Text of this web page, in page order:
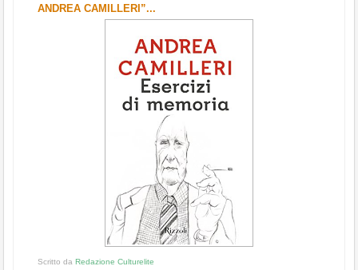
ANDREA CAMILLERI”...
Scritto da Redazione Culturelite